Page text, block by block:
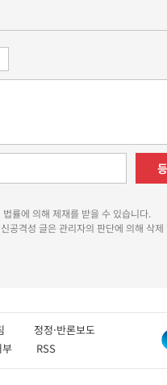
률에 의해 제재를 받을 수 있습니다.
공격성 글은 관리자의 판단에 의해 삭제
침 정정·반론보도
부 RSS